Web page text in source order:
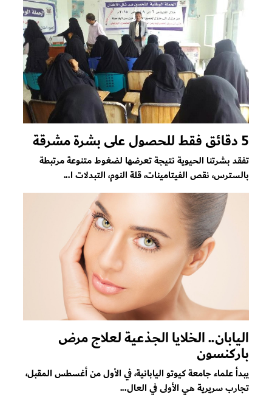
5 دقائق فقط للحصول على بشرة مشرقة
تفقد بشرتنا الحيوية نتيجة تعرضها لضغوط متنوعة مرتبطة
بالسترس، نقص الفيتامينات، قلة النوم، التبدلات ا...
اليابان.. الخلايا الجذعية لعلاج مرض
باركنسون
يبدأ علماء جامعة كيوتو اليابانية، في الأول من أغسطس المقبل،
تجارب سريرية هي الأولى في العال...